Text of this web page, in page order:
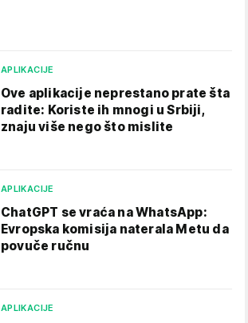
APLIKACIJE
Ove aplikacije neprestano prate šta
radite: Koriste ih mnogi u Srbiji,
znaju više nego što mislite
APLIKACIJE
ChatGPT se vraća na WhatsApp:
Evropska komisija naterala Metu da
povuče ručnu
APLIKACIJE